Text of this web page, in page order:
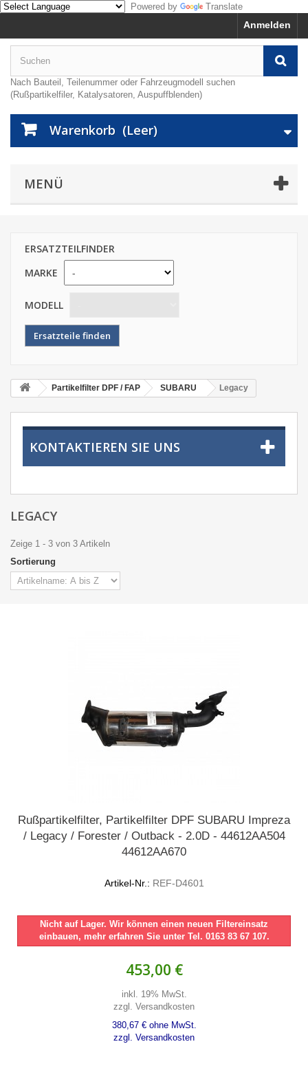
Powered by Translate
Anmelden
Nach Bauteil, Teilenummer oder Fahrzeugmodell suchen
(Rußpartikelfiler, Katalysatoren, Auspuffblenden)
Warenkorb (Leer)
MENÜ
ERSATZTEILFINDER
MARKE
MODELL
Partikelfilter DPF / FAP SUBARU Legacy
KONTAKTIEREN SIE UNS
LEGACY
Zeige 1 - 3 von 3 Artikeln
Sortierung
Rußpartikelfilter, Partikelfilter DPF SUBARU Impreza
/ Legacy / Forester / Outback - 2.0D - 44612AA504
44612AA670
Artikel-Nr.: REF-D4601
Nicht auf Lager. Wir können einen neuen Filtereinsatz
einbauen, mehr erfahren Sie unter Tel. 0163 83 67 107.
453,00 €
inkl. 19% MwSt.
zzgl. Versandkosten
380,67 € ohne MwSt.
zzgl. Versandkosten